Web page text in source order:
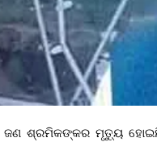
୩ ଜଣ ଶ୍ରମିକଙ୍କର ମୃତ୍ୟୁ